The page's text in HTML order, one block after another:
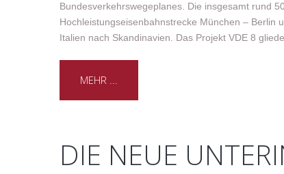
Bundesverkehrswegeplanes. Die insgesamt rund
Hochleistungseisenbahnstrecke München – Berlin
Italien nach Skandinavien. Das Projekt VDE 8
MEHR ...
DIE NEUE